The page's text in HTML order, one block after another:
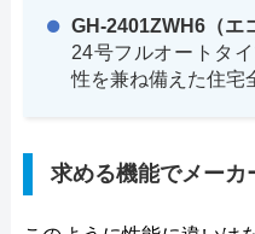
GH-2401ZWH6（エ
24号フルオートタ
性を兼ね備えた住宅
求める機能でメーカ